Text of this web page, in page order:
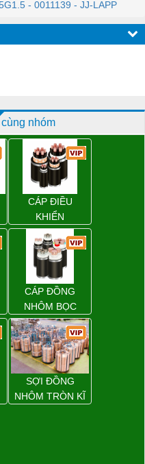
- 0011139 - JJ-LAPP
nhóm
CÁP ĐIỀU
KHIỂN
CÁP ĐỒNG
NHÔM BỌC
SỢI ĐỒNG
NHÔM TRÒN KĨ